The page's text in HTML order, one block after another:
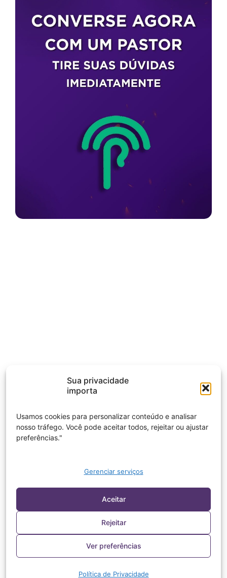
Sua privacidade
importa
Usamos cookies para personalizar conteúdo e analisar
nosso tráfego. Você pode aceitar todos, rejeitar ou ajustar
preferências."
Gerenciar serviços
Aceitar
Rejeitar
Ver preferências
Política de Privacidade